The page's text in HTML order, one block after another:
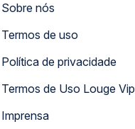
Sobre nós
Termos de uso
Política de privacidade
Termos de Uso Louge Vip
Imprensa